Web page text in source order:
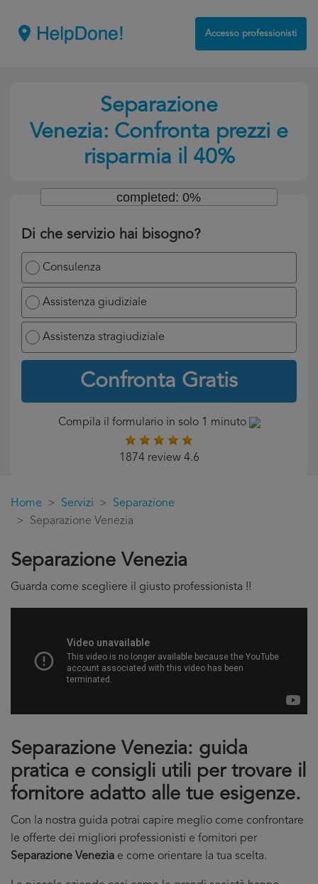
Accesso professionisti
Separazione
Venezia: Confronta prezzi e
risparmia il 40%
Di che servizio hai bisogno?
Consulenza
Assistenza giudiziale
Assistenza stragiudiziale
Confronta Gratis
completed: 0%
Compila il formulario in solo 1 minuto
1874 review 4.6
Home Servizi
Separazione
Separazione Venezia
Separazione Venezia
Guarda come scegliere il giusto professionista !!
Separazione Venezia: guida
pratica e consigli utili per trovare il
fornitore adatto alle tue esigenze.
Con la nostra guida potrai capire meglio come confrontare
le offerte dei migliori professionisti e fornitori per
Separazione Venezia e come orientare la tua scelta.